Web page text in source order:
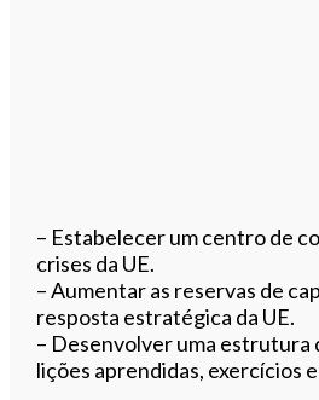
– Estabelecer um centro de
crises da UE.
– Aumentar as reservas de
resposta estratégica da UE.
– Desenvolver uma estrutura
lições aprendidas, exercícios